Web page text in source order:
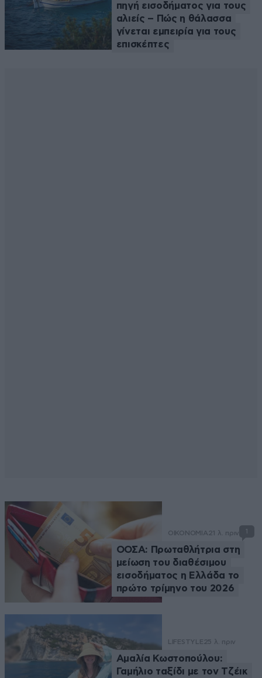
πηγή εισοδήματος για τους
αλιείς – Πώς η θάλασσα
γίνεται εμπειρία για τους
επισκέπτες
ΟΙΚΟΝΟΜΙΑ21 λ. πριν 1
ΟΟΣΑ: Πρωταθλήτρια στη
μείωση του διαθέσιμου
εισοδήματος η Ελλάδα το
πρώτο τρίμηνο του 2026
LIFESTYLE 25 λ. πριν
Αμαλία Κωστοπούλου:
Γαμήλιο ταξίδι με τον Τζέικ